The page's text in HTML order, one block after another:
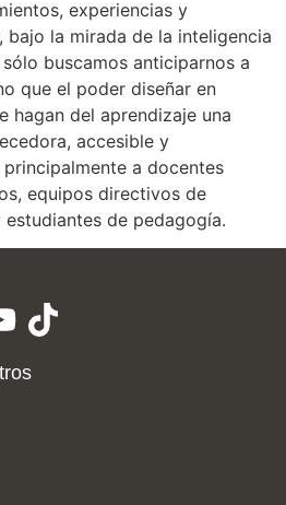
experiencias y
bajo la mirada de la inteligencia
buscamos anticiparnos a
que el poder diseñar en
hagan del aprendizaje una
accesible y
a docentes
equipos directivos de
de pedagogía.